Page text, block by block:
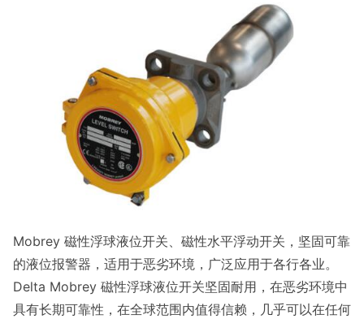
Mobrey 磁性浮球液位开关、磁性水平浮动开关，坚固可靠
的液位报警器，适用于恶劣环境，广泛应用于各行各业。
Delta Mobrey 磁性浮球液位开关坚固耐用，在恶劣环境中
具有长期可靠性，在全球范围内值得信赖，几乎可以在任何